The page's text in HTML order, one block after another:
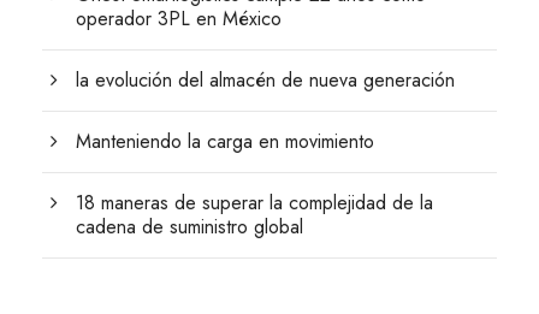
operador 3PL en México
la evolución del almacén de nueva generación
Manteniendo la carga en movimiento
18 maneras de superar la complejidad de la
cadena de suministro global